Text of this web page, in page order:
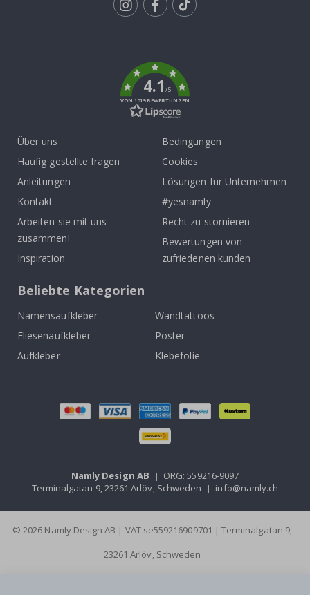
4.1/5
VON 1019 BEWERTUNGEN
Über uns
Häufig gestellte fragen
Anleitungen
Kontakt
Arbeiten sie mit uns
zusammen!
Inspiration
Bedingungen
Cookies
Lösungen für Unternehmen
#yesnamly
Recht zu stornieren
Bewertungen von
zufriedenen kunden
Beliebte Kategorien
Namensaufkleber
Wandtattoos
Fliesenaufkleber
Poster
Aufkleber
Klebefolie
Namly Design AB | ORG: 559216-9097
Terminalgatan 9, 23261 Arlöv, Schweden | info@namly.ch
© 2026 Namly Design AB | VAT se559216909701 | Terminalgatan 9,
23261 Arlöv, Schweden